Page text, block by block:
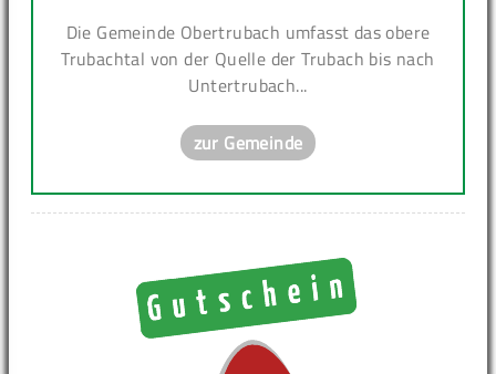
Die Gemeinde Obertrubach umfasst das obere
Trubachtal von der Quelle der Trubach bis nach
Untertrubach...
zur Gemeinde